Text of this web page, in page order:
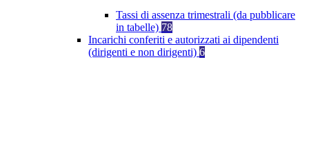
Tassi di assenza trimestrali (da pubblicare
in tabelle) 78
Incarichi conferiti e autorizzati ai dipendenti
(dirigenti e non dirigenti) 6